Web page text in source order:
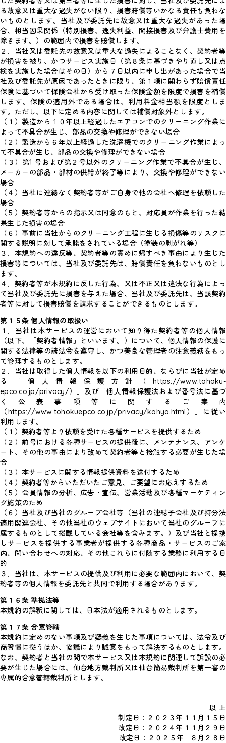
る故意又は重大な過失がない限り、損害賠償等いかなる責任も負わな
いものとします。当社及び委託先に故意又は重大な過失があった場
合、相当因果関係（特別損害、逸失利益、間接損害及び弁護士費用を
除きます。）の範囲内で損害を賠償します。
２．当社又は委託先の故意又は重大な過失によることなく、契約者等
が損害を被り、かつサービス実施日（第８条に基づきやり直し又は点
検を実施した場合はその日）から７日以内に申し出があった場合で当
社及び委託先が原因であったときに限り、第１項に関わらず賠償責任
保険に基づいて保険会社から受け取った保険金額を限度で損害を補償
します。保険の適用外である場合は、利用料金相当額を限度としま
す。ただし、以下に定める内容に関しては補償対象外とします。
（１）製造から１０年以上経過したエアコンでのクリーニング作業に
よって不具合が生じ、部品の交換や修理ができない場合
（２）製造から６年以上経過した洗濯機でのクリーニング作業によっ
て不具合が生じ、部品の交換や修理ができない場合
（３）第1 号および第２号以外のクリーニング作業で不具合が生じ、
メーカーの部品・部材の供給が終了等により、交換や修理ができない
場合
（４）当社に連絡なく契約者等がご自身で他の会社へ修理を依頼した
場合
（５）契約者等からの指示又は同意のもと、対応員が作業を行った結
果生じた損害の場合
（６）事前に当社からのクリーニング工程に生じる損傷等のリスクに
関する説明に対して承諾をされている場合（塗装の剥がれ等）
３．本規約への違反等、契約者等の責めに帰すべき事由により生じた
損害等については、当社及び委託先は、賠償責任を負わないものとし
ます。
４．契約者等が本規約に反した行為、又は不正又は違法な行為によっ
て当社及び委託先に損害を与えた場合、当社及び委託先は、当該契約
者等に対して損害賠償を請求することができるものとします。
第１５条 個人情報の取扱い
１．当社は本サービスの運営において知り得た契約者等の個人情報
（以下、「契約者情報」といいます。）について、個人情報の保護に
関する法律等の諸法令を遵守し、かつ善良な管理者の注意義務をもっ
て管理するものとします。
２．当社は取得した個人情報を以下の利用目的、ならびに当社が定め
る「個人情報保護方針（https://www.tohoku-
epco.co.jp/privacy/）」及び「個人情報保護法および番号法に基づ
く公表事項等に関するご案内
（https://www.tohokuepco.co.jp/privacy/kohyo.html）」に従い
利用します。
（１）契約者等より依頼を受けた各種サービスを提供するため
（２）前号における各種サービスの提供後に、メンテナンス、アンケ
ート、その他の事由により改めて契約者等と接触する必要が生じた場
合
（３）本サービスに関する情報提供資料を送付するため
（４）契約者等からいただいたご意見、ご要望にお応えするため
（５）会員情報の分析、広告・宣伝、営業活動及び各種マーケティン
グ施策のため
（６）当社及び当社のグループ会社等（当社の連結子会社及び持分法
適用関連会社、その他当社のウェブサイトにおいて当社のグループに
属するものとして掲載している会社等を含みます。）及び当社と提携
しサービスを提供する事業者が提供する各種商品・サービスのご案
内、問い合わせへの対応、その他これらに付随する業務に利用する目
的
３．当社は、本サービスの提供及び利用に必要な範囲内において、契
約者等の個人情報を委託先と共同で利用する場合があります。
第１６条 準拠法等
本規約の解釈に関しては、日本法が適用されるものとします。
第１７条 合意管轄
本規約に定めのない事項及び疑義を生じた事項については、法令及び
商習慣に従うほか、協議により誠意をもって解決するものとします。
なお、契約者と当社の間で本サービス又は本規約に関連して訴訟の必
要が生じた場合には、仙台地方裁判所又は仙台簡易裁判所を第一審の
専属的合意管轄裁判所とします。
以 上
制定日：２０２３年１１月１５日
改定日：２０２４年１１月２９日
改定日：２０２５年 ８月２８日